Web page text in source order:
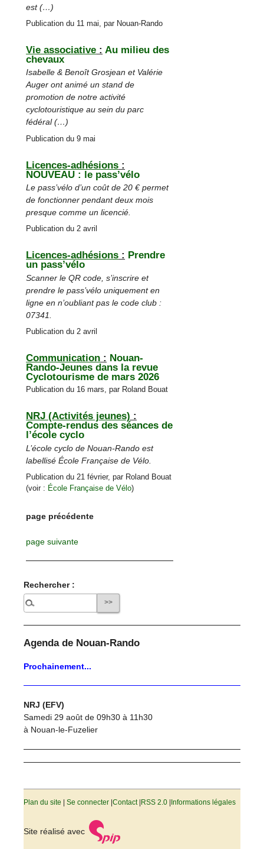
est (…)
Publication du 11 mai, par Nouan-Rando
Vie associative : Au milieu des
chevaux
Isabelle & Benoît Grosjean et Valérie
Auger ont animé un stand de
promotion de notre activité
cyclotouristique au sein du parc
fédéral (…)
Publication du 9 mai
Licences-adhésions :
NOUVEAU : le pass’vélo
Le pass’vélo d’un coût de 20 € permet
de fonctionner pendant deux mois
presque comme un licencié.
Publication du 2 avril
Licences-adhésions : Prendre
un pass’vélo
Scanner le QR code, s’inscrire et
prendre le pass’vélo uniquement en
ligne en n’oubliant pas le code club :
07341.
Publication du 2 avril
Communication : Nouan-
Rando-Jeunes dans la revue
Cyclotourisme de mars 2026
Publication du 16 mars, par Roland Bouat
NRJ (Activités jeunes) :
Compte-rendus des séances de
l’école cyclo
L’école cyclo de Nouan-Rando est
labellisé École Française de Vélo.
Publication du 21 février, par Roland Bouat
(voir : École Française de Vélo)
page précédente
page suivante
Rechercher :
Agenda de Nouan-Rando
Prochainement...
NRJ (EFV)
Samedi 29 août de 09h30 à 11h30
à Nouan-le-Fuzelier
Plan du site |Se connecter |Contact| RSS 2.0 Informations légales
Site réalisé avec